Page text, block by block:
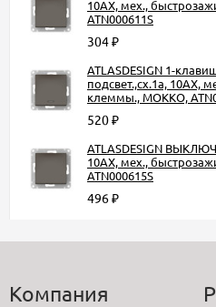
10АХ, мех.,
ATN000611S
304₽
ATLASDESIGN 1-
подсвет.,сх.1а, 10АХ,
клеммы., МОККО,
520₽
ATLASDESIGN
10АХ, мех.,
ATN000615S
496₽
Компания